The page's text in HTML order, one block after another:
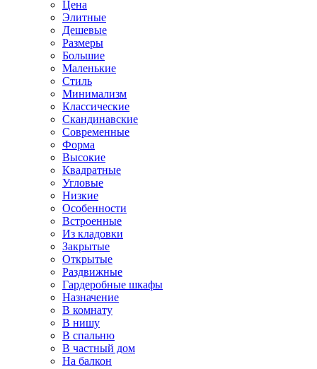
Цена
Элитные
Дешевые
Размеры
Большие
Маленькие
Стиль
Минимализм
Классические
Скандинавские
Современные
Форма
Высокие
Квадратные
Угловые
Низкие
Особенности
Встроенные
Из кладовки
Закрытые
Открытые
Раздвижные
Гардеробные шкафы
Назначение
В комнату
В нишу
В спальню
В частный дом
На балкон